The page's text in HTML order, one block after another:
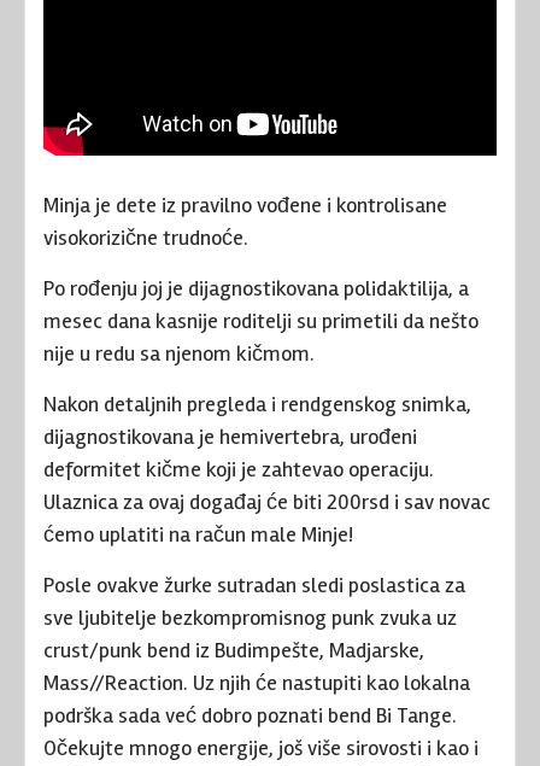
Minja je dete iz pravilno vođene i kontrolisane
visokorizične trudnoće.
Po rođenju joj je dijagnostikovana polidaktilija, a
mesec dana kasnije roditelji su primetili da nešto
nije u redu sa njenom kičmom.
Nakon detaljnih pregleda i rendgenskog snimka,
dijagnostikovana je hemivertebra, urođeni
deformitet kičme koji je zahtevao operaciju.
Ulaznica za ovaj događaj će biti 200rsd i sav novac
ćemo uplatiti na račun male Minje!
Posle ovakve žurke sutradan sledi poslastica za
sve ljubitelje bezkompromisnog punk zvuka uz
crust/punk bend iz Budimpešte, Madjarske,
Mass//Reaction. Uz njih će nastupiti kao lokalna
podrška sada već dobro poznati bend Bi Tange.
Očekujte mnogo energije, još više sirovosti i kao i